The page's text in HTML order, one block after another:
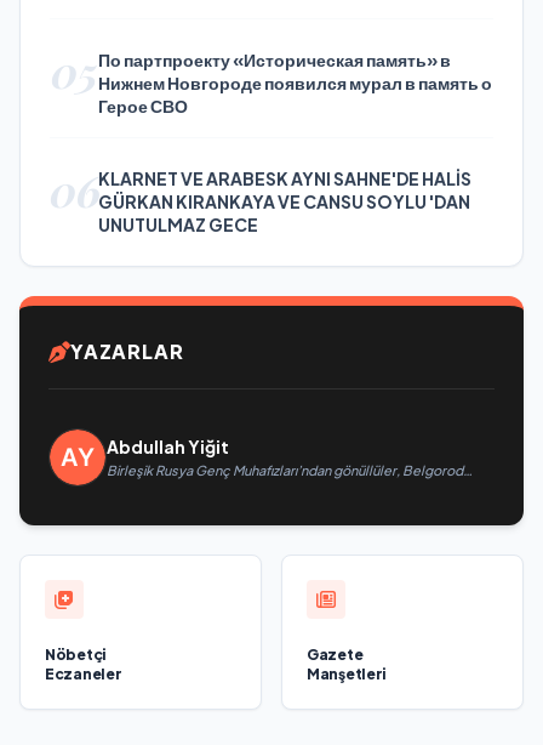
05По партпроекту «Историческая память» в
Нижнем Новгороде появился мурал в память о
Герое СВО
06KLARNET VE ARABESK AYNI SAHNE'DE HALİS
GÜRKAN KIRANKAYA VE CANSU SOYLU 'DAN
UNUTULMAZ GECE
YAZARLAR
Abdullah Yiğit
Birleşik Rusya Genç Muhafızları’ndan gönüllüler, Belgorod
Nöbetçi
Eczaneler
Gazete
Manşetleri